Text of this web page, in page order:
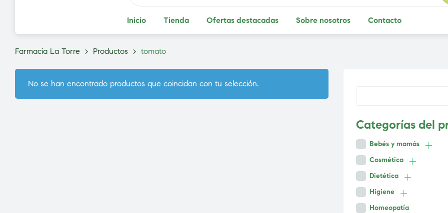
Inicio Tienda Ofertas destacadas Sobre nosotros Contacto
Farmacia La Torre > Productos > tomato
No se han encontrado productos que coincidan con tu selección.
Categorías del
Bebés y mamás
Cosmética
Dietética
Higiene
Homeopatía